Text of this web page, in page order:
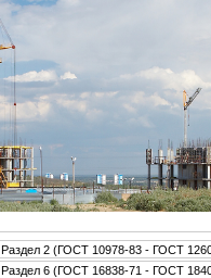
Раздел 2 (ГОСТ 10978-83 - ГОСТ
Раздел 6 (ГОСТ 16838-71 - ГОСТ